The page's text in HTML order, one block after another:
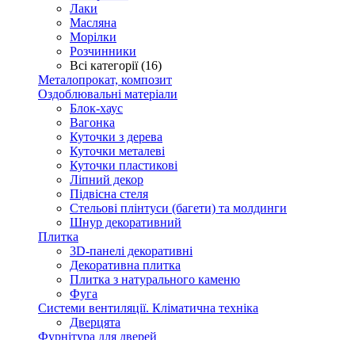
Лаки
Масляна
Морілки
Розчинники
Всі категорії (16)
Металопрокат, композит
Оздоблювальні матеріали
Блок-хаус
Вагонка
Куточки з дерева
Куточки металеві
Куточки пластикові
Ліпний декор
Підвісна стеля
Стельові плінтуси (багети) та молдинги
Шнур декоративний
Плитка
3D-панелі декоративні
Декоративна плитка
Плитка з натурального каменю
Фуга
Системи вентиляції. Кліматична техніка
Дверцята
Фурнітура для дверей